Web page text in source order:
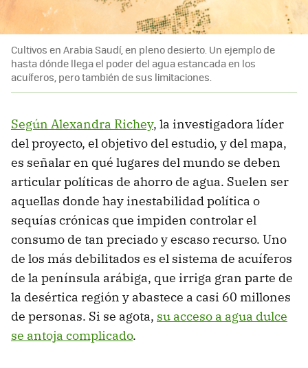
Cultivos en Arabia Saudí, en pleno desierto. Un ejemplo de
hasta dónde llega el poder del agua estancada en los
acuíferos, pero también de sus limitaciones.
Según Alexandra Richey, la investigadora líder
del proyecto, el objetivo del estudio, y del mapa,
es señalar en qué lugares del mundo se deben
articular políticas de ahorro de agua. Suelen ser
aquellas donde hay inestabilidad política o
sequías crónicas que impiden controlar el
consumo de tan preciado y escaso recurso. Uno
de los más debilitados es el sistema de acuíferos
de la península arábiga, que irriga gran parte de
la desértica región y abastece a casi 60 millones
de personas. Si se agota, su acceso a agua dulce
se antoja complicado.